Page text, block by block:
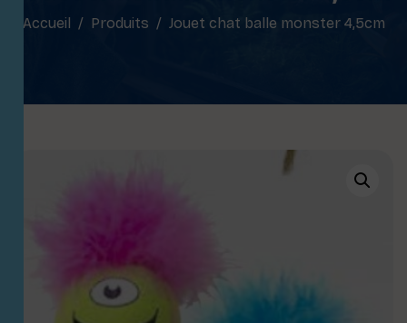
Accueil Produits Jouet chat balle monster 4,5cm